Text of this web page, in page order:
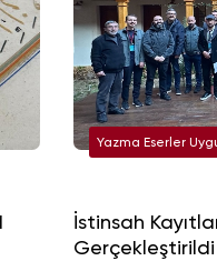
Yazma Eserler
İstinsah
Gerçekleştirildi